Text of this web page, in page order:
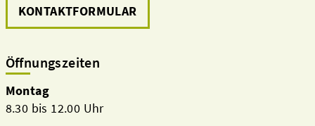
KONTAKTFORMULAR
Öffnungszeiten
Montag
8.30 bis 12.00 Uhr